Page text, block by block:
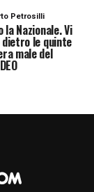
Petrosilli
Nazionale. Vi
dietro le quinte
male del